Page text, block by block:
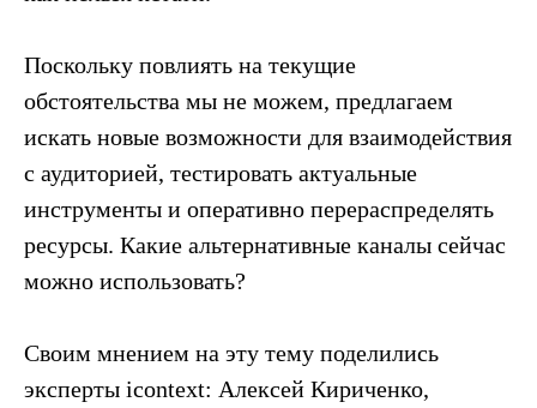
Поскольку повлиять на текущие
обстоятельства мы не можем, предлагаем
искать новые возможности для взаимодействия
с аудиторией, тестировать актуальные
инструменты и оперативно перераспределять
ресурсы. Какие альтернативные каналы сейчас
можно использовать?
Своим мнением на эту тему поделились
эксперты icontext: Алексей Кириченко,